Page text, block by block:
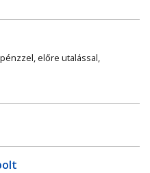
előre utalással,